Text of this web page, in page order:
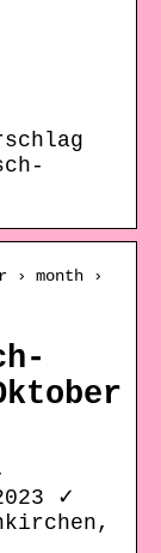
› month ›
✓